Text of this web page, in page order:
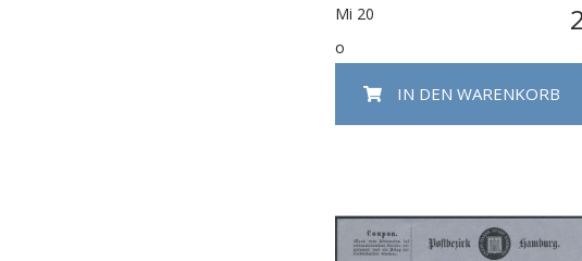
Mi 20
o
IN DEN WARENKORB